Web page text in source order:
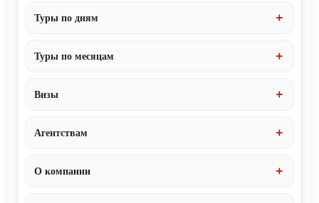
Туры по дням
Туры по месяцам
Визы
Агентствам
О компании